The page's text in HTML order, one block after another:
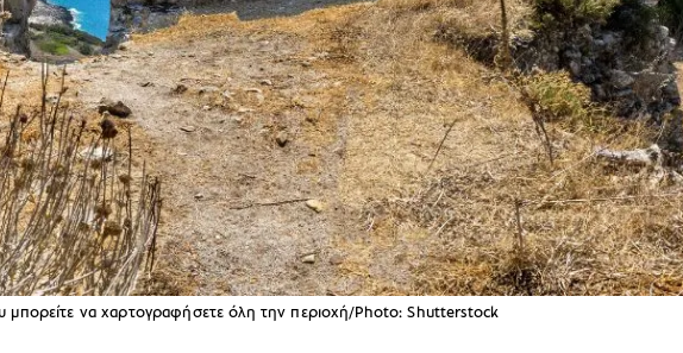
να χαρτογραφήσετε όλη την περιοχή/Photo: Shutterstock